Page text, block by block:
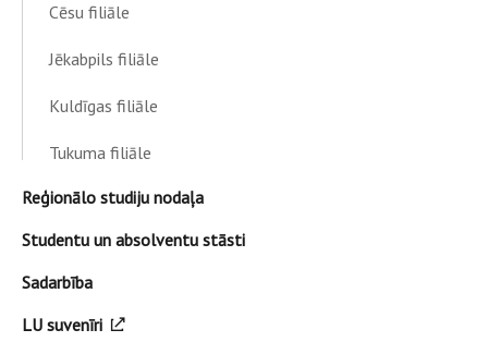
Cēsu filiāle
Jēkabpils filiāle
Kuldīgas filiāle
Tukuma filiāle
Reģionālo studiju nodaļa
Studentu un absolventu stāsti
Sadarbība
LU suvenīri